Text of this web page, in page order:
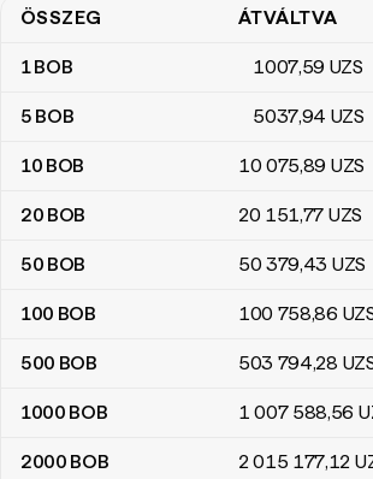
bolíviai boliviano – üzbegisztáni szom
ÖSSZEG ÁTVÁLTVA
1BOB 1007,59 UZS
5 BOB 5037,94 UZS
10 BOB 10 075,89 UZS
20 BOB 20 151,77 UZS
50 BOB 50 379,43 UZS
100 BOB 100 758,86
500 BOB 503 794,28
1000 BOB 1 007 588,56
2000 BOB 2 015 177,12